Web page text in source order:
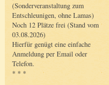
(Sonderveranstaltung zum
Entschleunigen, ohne Lamas)
Noch 12 Plätze frei (Stand vom
03.08.2026)
Hierfür genügt eine einfache
Anmeldung per Email oder
Telefon.
* * *